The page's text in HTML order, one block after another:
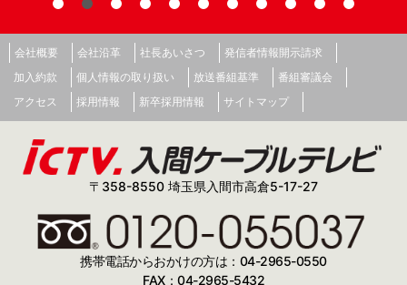
会社概要 会社沿革 社長あいさつ
発信者情報開示請求
加入約款
個人情報の取り扱い 放送番組基準
番組審議会
アクセス
採用情報 新卒採用情報 サイトマップ
〒358-8550 埼玉県入間市高倉5-17-27
携帯電話からおかけの方は：04-2965-0550
FAX：04-2965-5432